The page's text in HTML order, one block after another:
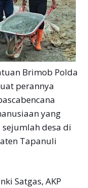
Brimob Polda
perannya
yang
desa di
Tapanuli
Satgas, AKP